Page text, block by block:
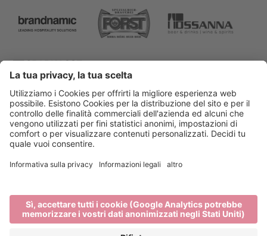
Bressanone Turismo
Privacy
Note legali
Finanziamenti
Mappa del sito
Cookie-Einstellungen